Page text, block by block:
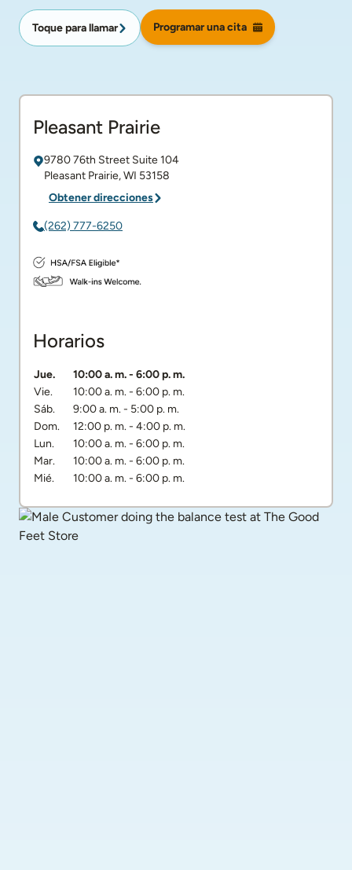
Toque para llamar Programar una cita
Pleasant Prairie
9780 76th Street Suite 104
Pleasant Prairie,WI 53158
Obtener direcciones
(262) 777-6250
Horarios
Día de la semanaHorarios
Jue. 10:00 a. m.- 6:00 p. m.
Vie.
10:00 a. m.- 6:00 p. m.
Sáb.
9:00 a. m.- 5:00 p. m.
Dom.
12:00 p. m.- 4:00 p. m.
Lun.
10:00 a. m.- 6:00 p. m.
Mar.
10:00 a. m.- 6:00 p. m.
Mié.
10:00 a. m.- 6:00 p. m.